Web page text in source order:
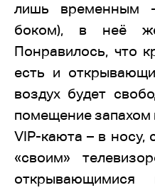
лишь временным
боком), в неё
Понравилось, что
есть и
воздух будет
помещение запахом
VIP-каюта – в носу,
«своим»
открывающимися